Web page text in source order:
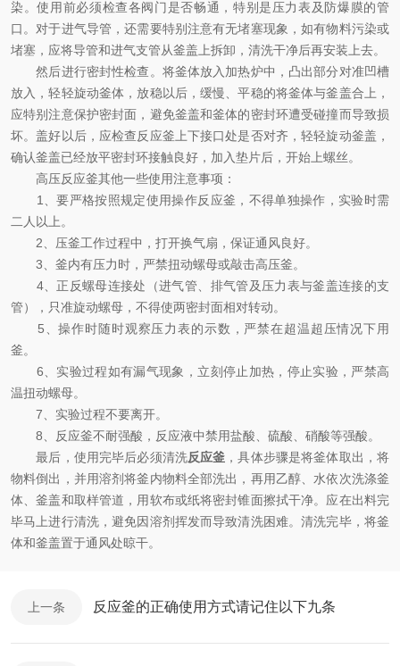
染。使用前必须检查各阀门是否畅通，特别是压力表及防爆膜的管
口。对于进气导管，还需要特别注意有无堵塞现象，如有物料污染或
堵塞，应将导管和进气支管从釜盖上拆卸，清洗干净后再安装上去。
然后进行密封性检查。将釜体放入加热炉中，凸出部分对准凹槽
放入，轻轻旋动釜体，放稳以后，缓慢、平稳的将釜体与釜盖合上，
应特别注意保护密封面，避免釜盖和釜体的密封环遭受碰撞而导致损
坏。盖好以后，应检查反应釜上下接口处是否对齐，轻轻旋动釜盖，
确认釜盖已经放平密封环接触良好，加入垫片后，开始上螺丝。
高压反应釜其他一些使用注意事项：
1、要严格按照规定使用操作反应釜，不得单独操作，实验时需
二人以上。
2、压釜工作过程中，打开换气扇，保证通风良好。
3、釜内有压力时，严禁扭动螺母或敲击高压釜。
4、正反螺母连接处（进气管、排气管及压力表与釜盖连接的支
管），只准旋动螺母，不得使两密封面相对转动。
5、操作时随时观察压力表的示数，严禁在超温超压情况下用
釜。
6、实验过程如有漏气现象，立刻停止加热，停止实验，严禁高
温扭动螺母。
7、实验过程不要离开。
8、反应釜不耐强酸，反应液中禁用盐酸、硫酸、硝酸等强酸。
最后，使用完毕后必须清洗反应釜 ，具体步骤是将釜体取出，将
物料倒出，并用溶剂将釜内物料全部洗出，再用乙醇、水依次洗涤釜
体、釜盖和取样管道，用软布或纸将密封锥面擦拭干净。应在出料完
毕马上进行清洗，避免因溶剂挥发而导致清洗困难。清洗完毕，将釜
体和釜盖置于通风处晾干。
上一条 反应釜的正确使用方式请记住以下九条